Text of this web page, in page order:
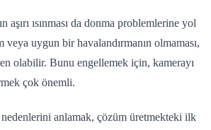
aşırı ısınması da donma problemlerine yol
veya uygun bir havalandırmanın olmaması,
olabilir. Bunu engellemek için, kamerayı
çok önemli.
nedenlerini anlamak, çözüm üretmekteki ilk